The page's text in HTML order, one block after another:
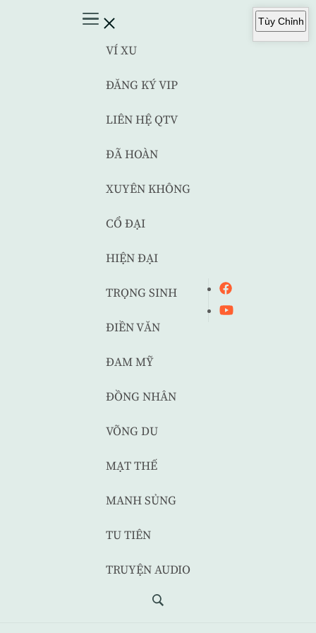
VÍ XU
ĐĂNG KÝ VIP
LIÊN HỆ QTV
ĐÃ HOÀN
XUYÊN KHÔNG
CỔ ĐẠI
HIỆN ĐẠI
TRỌNG SINH
ĐIỀN VĂN
ĐAM MỸ
ĐỒNG NHÂN
VÕNG DU
MẠT THẾ
MANH SỦNG
TU TIÊN
TRUYỆN AUDIO
Tùy Chỉnh